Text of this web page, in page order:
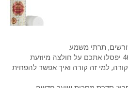
תרתי משמע
למי זה קורה ואיך אפשר להפחית